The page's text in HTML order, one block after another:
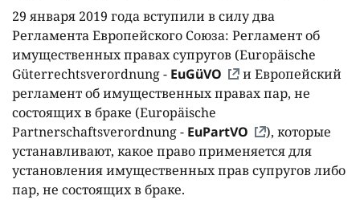
29 января 2019 года вступили в силу два
Регламента Европейского Союза: Регламент об
имущественных правах супругов (Europäische
Güterrechtsverordnung - EuGüVO
и Европейский
регламент об имущественных правах пар, не
состоящих в браке (Europäische
Partnerschaftsverordnung - EuPartVO
), которые
устанавливают, какое право применяется для
установления имущественных прав супругов либо
пар, не состоящих в браке.